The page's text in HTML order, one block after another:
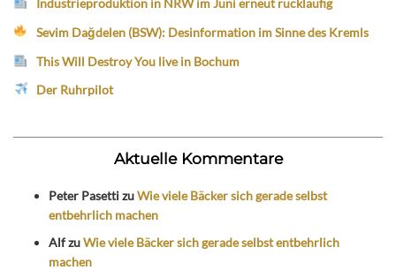
Sevim Dağdelen (BSW): Desinformation im Sinne des Kremls
This Will Destroy You live in Bochum
Der Ruhrpilot
Aktuelle Kommentare
Peter PasettizuWie viele Bäcker sich gerade selbst
entbehrlich machen
AlfzuWie viele Bäcker sich gerade selbst entbehrlich
machen